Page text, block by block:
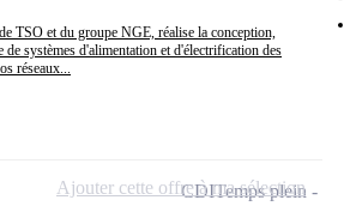
TSO et du groupe NGE, réalise la conception,
de systèmes d'alimentation et d'électrification des
réseaux...
CDITemps plein
Ajouter cette offre à ma sélection